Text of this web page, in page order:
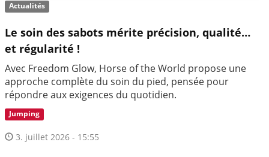
Actualités
Le soin des sabots mérite précision, qualité…
et régularité !
Avec Freedom Glow, Horse of the World propose une
approche complète du soin du pied, pensée pour
répondre aux exigences du quotidien.
Jumping
3. juillet 2026 - 15:55